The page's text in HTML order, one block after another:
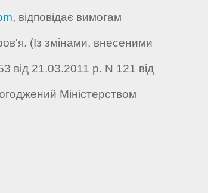
, відповідає вимогам
(Із змінами, внесеними
від 21.03.2011 р. N 121 від
Міністерством